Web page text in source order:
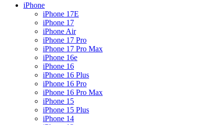
iPhone
iPhone 17E
iPhone 17
iPhone Air
iPhone 17 Pro
iPhone 17 Pro Max
iPhone 16e
iPhone 16
iPhone 16 Plus
iPhone 16 Pro
iPhone 16 Pro Max
iPhone 15
iPhone 15 Plus
iPhone 14